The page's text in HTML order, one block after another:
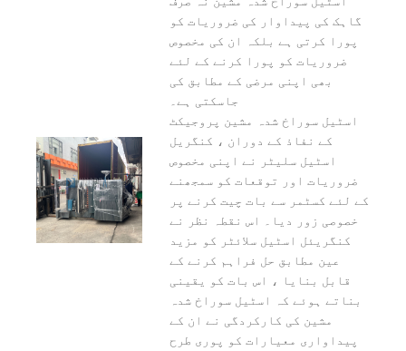
گاہک کی پیداوار کی ضروریات کو
پورا کرتی ہے بلکہ ان کی مخصوص
ضروریات کو پورا کرنے کے لئے
بھی اپنی مرضی کے مطابق کی
جاسکتی ہے۔
اسٹیل سوراخ شدہ مشین پروجیکٹ
کے نفاذ کے دوران ، کنگریل
اسٹیل سلیٹر نے اپنی مخصوص
ضروریات اور توقعات کو سمجھنے
کے لئے کسٹمر سے بات چیت کرنے پر
خصوصی زور دیا۔ اس نقطہ نظر نے
کنگریئل اسٹیل سلائٹر کو مزید
عین مطابق حل فراہم کرنے کے
قابل بنایا ، اس بات کو یقینی
بناتے ہوئے کہ اسٹیل سوراخ شدہ
مشین کی کارکردگی نے ان کے
پیداواری معیارات کو پوری طرح